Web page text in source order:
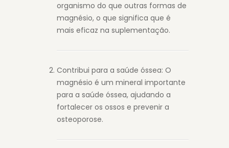
organismo do que outras formas de
magnésio, o que significa que é
mais eficaz na suplementação.
Contribui para a saúde óssea: O
magnésio é um mineral importante
para a saúde óssea, ajudando a
fortalecer os ossos e prevenir a
osteoporose.